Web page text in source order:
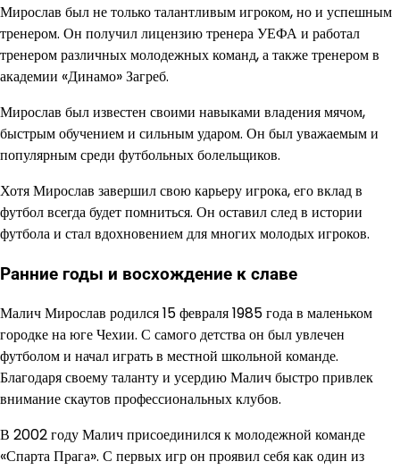
Мирослав был не только талантливым игроком, но и успешным
тренером. Он получил лицензию тренера УЕФА и работал
тренером различных молодежных команд, а также тренером в
академии «Динамо» Загреб.
Мирослав был известен своими навыками владения мячом,
быстрым обучением и сильным ударом. Он был уважаемым и
популярным среди футбольных болельщиков.
Хотя Мирослав завершил свою карьеру игрока, его вклад в
футбол всегда будет помниться. Он оставил след в истории
футбола и стал вдохновением для многих молодых игроков.
Ранние годы и восхождение к славе
Малич Мирослав родился 15 февраля 1985 года в маленьком
городке на юге Чехии. С самого детства он был увлечен
футболом и начал играть в местной школьной команде.
Благодаря своему таланту и усердию Малич быстро привлек
внимание скаутов профессиональных клубов.
В 2002 году Малич присоединился к молодежной команде
«Спарта Прага». С первых игр он проявил себя как один из